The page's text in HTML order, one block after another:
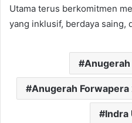
Utama terus berkomitmen
yang inklusif, berdaya saing,
Anugerah Forwapera
Indra